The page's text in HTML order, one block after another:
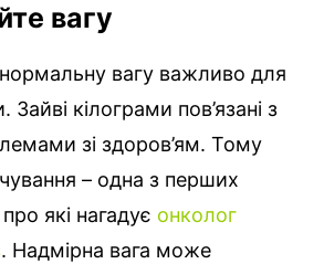
вагу
вагу важливо для
кілограми пов’язані з
зі здоров’ям. Тому
– одна з перших
які нагадує онколог
. Надмірна вага може